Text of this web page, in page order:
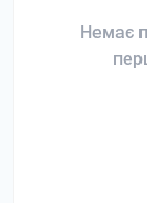
Немає